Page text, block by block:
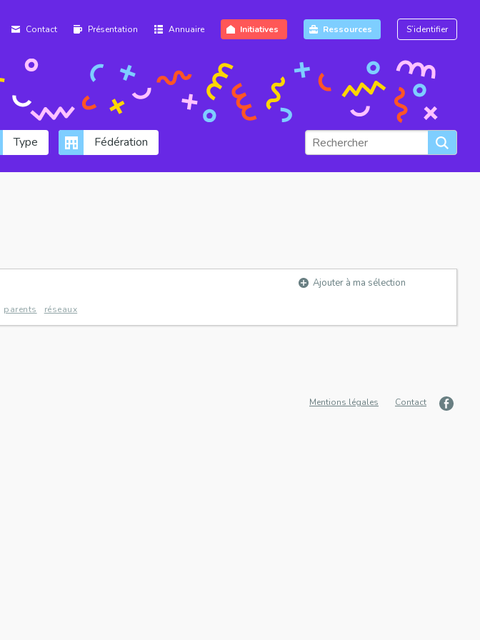
Contact Présentation Annuaire Initiatives Ressources S’identifier
Type Fédération
parents réseaux
Ajouter à ma sélection
Mentions légales Contact